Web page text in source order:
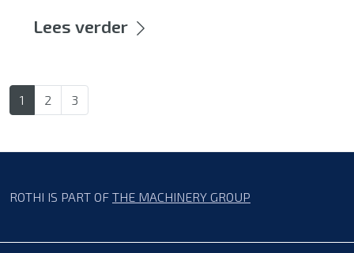
Lees verder
1 2 3
ROTHI IS PART OF THE MACHINERY GROUP